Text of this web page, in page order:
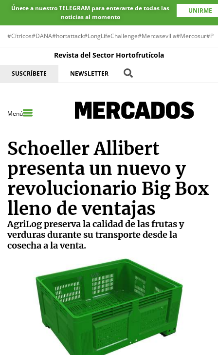
Únete a nuestro TELEGRAM para enterarte de todas las
noticias al momento
UNIRME
#Cítricos#DANA#hortattack#LongLifeChallenge#Mercasevilla#Mercosur
Revista del Sector Hortofrutícola
SUSCRÍBETE NEWSLETTER
Menú
Schoeller Allibert
presenta un nuevo y
revolucionario Big Box
lleno de ventajas
AgriLog preserva la calidad de las frutas y
verduras durante su transporte desde la
cosecha a la venta.